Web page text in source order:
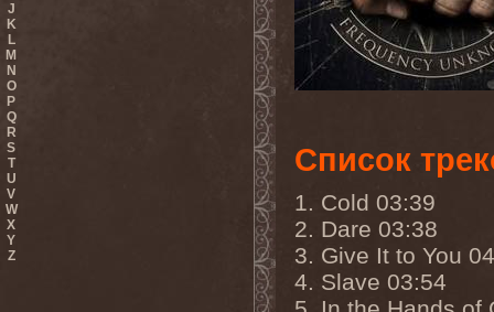
J
K
L
M
N
O
P
Q
R
S
T
U
V
W
X
Y
Z
Список
1. Cold 03:39
2. Dare 03:38
3. Give It to You
4. Slave 03:54